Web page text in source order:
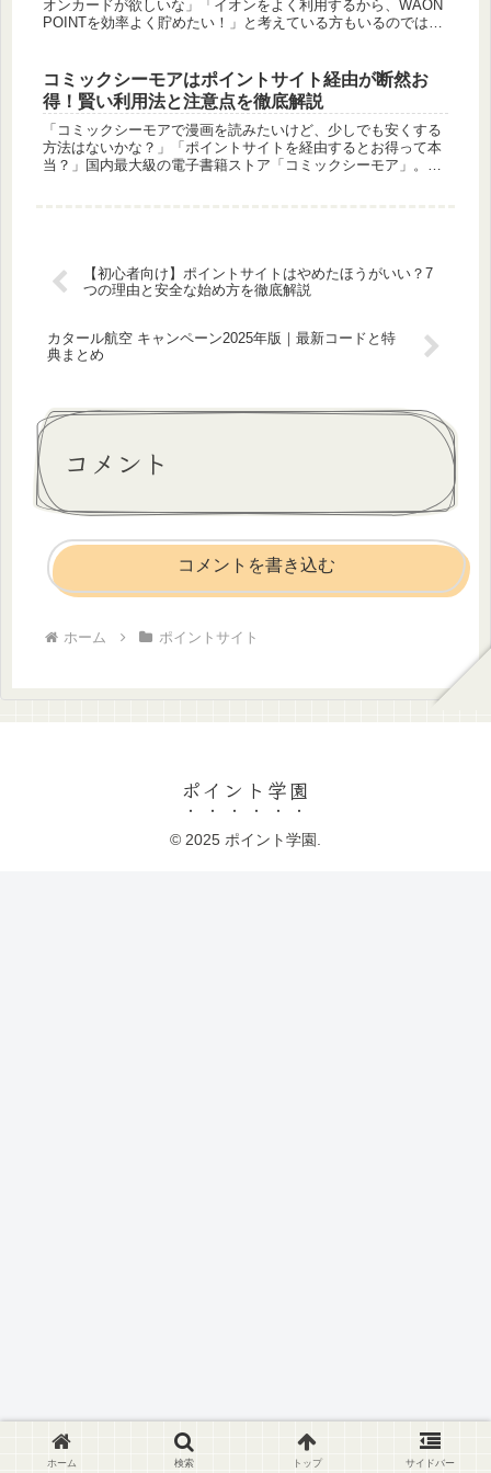
オンカードが欲しいな」「イオンをよく利用するから、WAON
POINTを効率よく貯めたい！」と考えている方もいるのではな
コミックシーモアはポイントサイト経由が断然お
得！賢い利用法と注意点を徹底解説
「コミックシーモアで漫画を読みたいけど、少しでも安くする
方法はないかな？」「ポイントサイトを経由するとお得って本
当？」国内最大級の電子書籍ストア「コミックシーモア」。豊
【初心者向け】ポイントサイトはやめたほうがいい？7
つの理由と安全な始め方を徹底解説
カタール航空 キャンペーン2025年版｜最新コードと特
典まとめ
コメント
コメントを書き込む
ホーム ポイントサイト
ポイント学園
© 2025 ポイント学園.
ホーム 検索 トップ サイドバー